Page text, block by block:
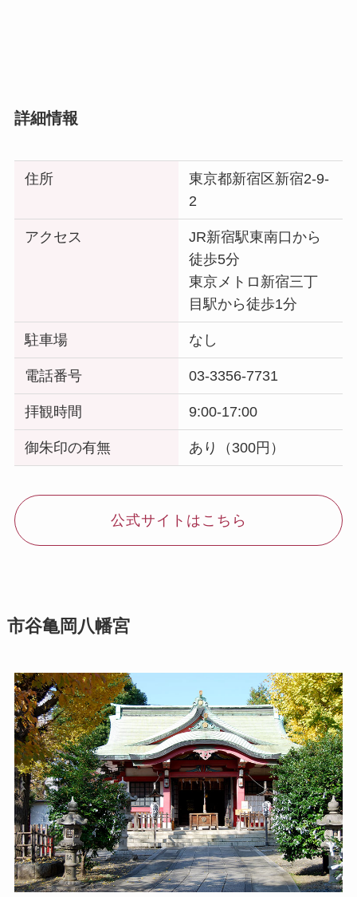
詳細情報
住所
東京都新宿区新宿2-9-
2
アクセス
JR新宿駅東南口から
徒歩5分
東京メトロ新宿三丁
目駅から徒歩1分
駐車場 なし
電話番号 03-3356-7731
拝観時間 9:00-17:00
御朱印の有無 あり（300円）
公式サイトはこちら
市谷亀岡八幡宮